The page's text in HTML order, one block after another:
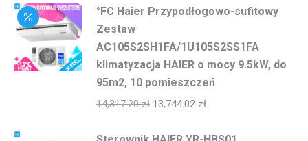
°FC Haier Przypodłogowo-sufitowy
Zestaw
AC105S2SH1FA/1U105S2SS1FA
klimatyzacja HAIER o mocy 9.5kW, do
95m2, 10 pomieszczeń
14,317.20zł 13,744.02 zł